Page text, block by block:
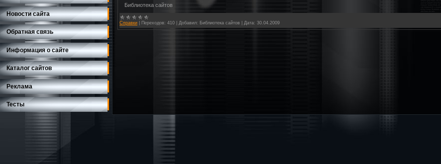
Новости сайта
Обратная связь
Информация о сайте
Каталог сайтов
Реклама
Тесты
Библиотека сайтов
Справки Переходов: 410 Добавил: Библиотека сайтов Дата: 30.04.2009